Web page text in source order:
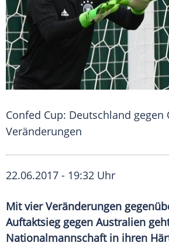
Confed Cup: Deutschland
Veränderungen
22.06.2017 - 19:32 Uhr
Mit vier Veränderungen
Auftaktsieg gegen Australien
Nationalmannschaft in ihren